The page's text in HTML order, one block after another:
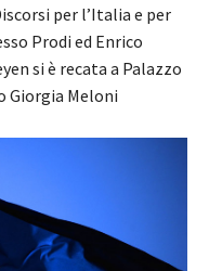
per l’Italia e per
Prodi ed Enrico
si è recata a Palazzo
Giorgia Meloni